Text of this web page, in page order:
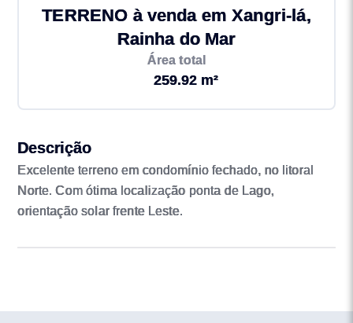
TERRENO à venda em Xangri-lá,
Rainha do Mar
Área total
259.92 m²
Descrição
Excelente terreno em condomínio fechado, no litoral
Norte. Com ótima localização ponta de Lago,
orientação solar frente Leste.